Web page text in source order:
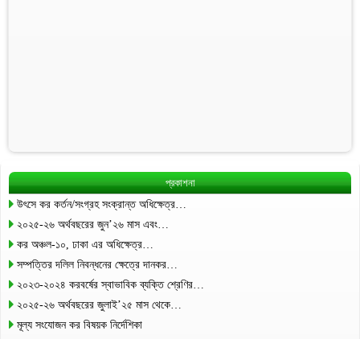
প্রকাশনা
উৎসে কর কর্তন/সংগ্রহ সংক্রান্ত অধিক্ষেত্র…
২০২৫-২৬ অর্থবছরের জুন’২৬ মাস এবং…
কর অঞ্চল-১০, ঢাকা এর অধিক্ষেত্র…
সম্পত্তির দলিল নিবন্ধনের ক্ষেত্রে দানকর…
২০২৩-২০২৪ করবর্ষের স্বাভাবিক ব্যক্তি শ্রেণির…
২০২৫-২৬ অর্থবছরের জুলাই’২৫ মাস থেকে…
মূল্য সংযোজন কর বিষয়ক নির্দেশিকা